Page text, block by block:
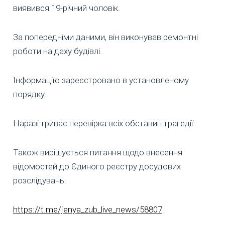
виявився 19-річний чоловік.
За попередніми даними, він виконував ремонтні
роботи на даху будівлі.
Інформацію зареєстровано в установленому
порядку.
Наразі триває перевірка всіх обставин трагедії.
Також вирішується питання щодо внесення
відомостей до Єдиного реєстру досудових
розслідувань.
https://t.me/jenya_zub_live_news/58807